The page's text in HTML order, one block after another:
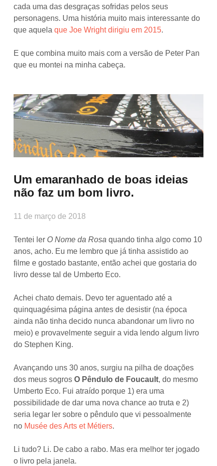
cada uma das desgraças sofridas pelos seus
personagens. Uma história muito mais interessante do
que aquelaque Joe Wright dirigiu em 2015.
E que combina muito mais com a versão de Peter Pan
que eu montei na minha cabeça.
Um emaranhado de boas ideias
não faz um bom livro.
11 de março de 2018
Tentei ler O Nome da Rosa quando tinha algo como 10
anos, acho. Eu me lembro que já tinha assistido ao
filme e gostado bastante, então achei que gostaria do
livro desse tal de Umberto Eco.
Achei chato demais. Devo ter aguentado até a
quinquagésima página antes de desistir (na época
ainda não tinha decido nunca abandonar um livro no
meio) e provavelmente seguir a vida lendo algum livro
do Stephen King.
Avançando uns 30 anos, surgiu na pilha de doações
dos meus sogrosO Pêndulo de Foucault, do mesmo
Umberto Eco. Fui atraído porque 1) era uma
possibilidade de dar uma nova chance ao truta e 2)
seria legar ler sobre o pêndulo que vi pessoalmente
no Musée des Arts et Métiers.
Li tudo? Li. De cabo a rabo. Mas era melhor ter jogado
o livro pela janela.